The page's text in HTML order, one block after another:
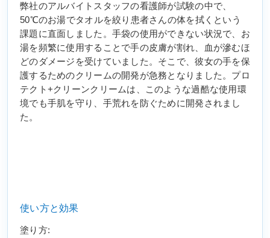
弊社のアルバイトスタッフの看護師が試験の中で、
50℃のお湯でタオルを絞り患者さんの体を拭くという
課題に直面しました。手袋の使用ができない状況で、お
湯を頻繁に使用することで手の皮膚が割れ、血が滲むほ
どのダメージを受けていました。そこで、彼女の手を保
護するためのクリームの開発が急務となりました。プロ
テクト+クリーンクリームは、このような過酷な使用環
境でも手肌を守り、手荒れを防ぐために開発されまし
た。
使い方と効果
塗り方: